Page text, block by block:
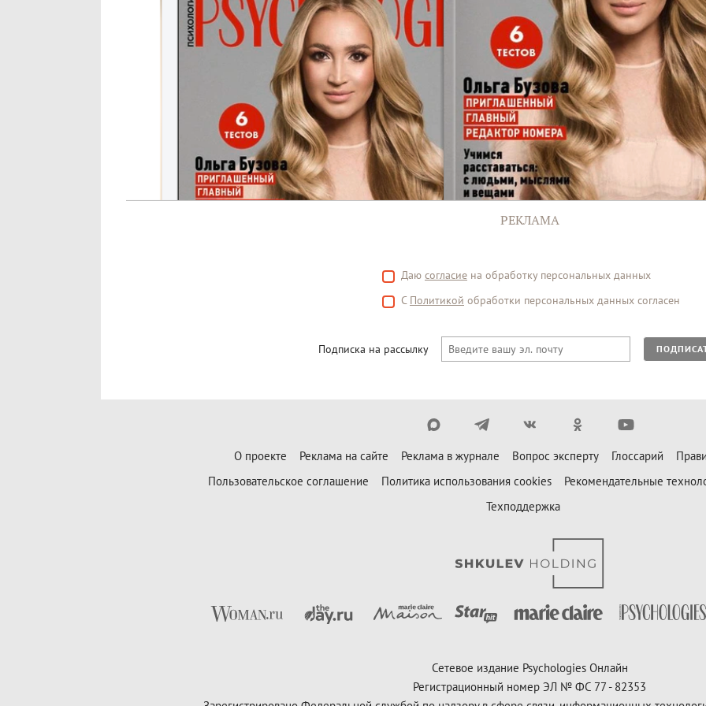
РЕКЛАМА
Даю согласие на обработку персональных данных
С Политикой обработки персональных данных согласен
Подписка на рассылку
О проекте Реклама на сайте Реклама в журнале Вопрос эксперту Глоссарий
Пользовательское соглашение
Политика использования cookies
Рекомендательные
Техподдержка
Сетевое издание Psychologies Онлайн
Регистрационный номер ЭЛ № ФС 77 - 82353